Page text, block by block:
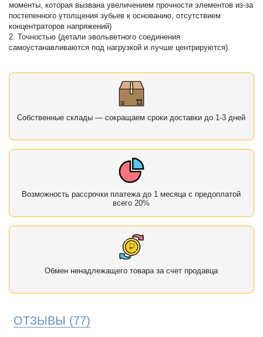
моменты, которая вызвана увеличением прочности элементов из-за
постепенного утолщения зубьев к основанию, отсутствием
концентраторов напряжений)
2. Точностью (детали эвольветного соединения
самоустанавливаются под нагрузкой и лучше центрируются).
Собственные склады — сокращаем сроки доставки до 1-3 дней
Возможность рассрочки платежа до 1 месяца с предоплатой
всего 20%
Обмен ненадлежащего товара за счет продавца
ОТЗЫВЫ (77)